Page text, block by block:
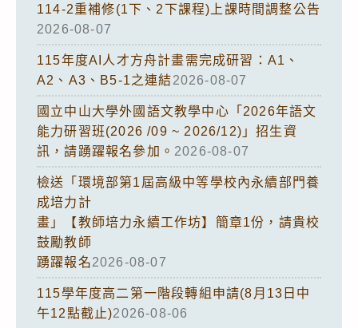
114-2重補修(1下、2下課程)上課時間調整公告
2026-08-07
115年度AI人才方舟計畫需完成研習：A1、
A2、A3、B5-1之連結2026-08-07
國立中山大學外國語文教學中心「2026年語文
能力研習班(2026 /09 ~ 2026/12)」招生資
訊，請踴躍報名參加。 2026-08-07
檢送「環境部第1屆高級中等學校內永續部門養
成培力計
畫」【教師培力永續工作坊】簡章1份，請貴校
鼓勵教師
踴躍報名2026-08-07
115學年度高二第一階段轉組申請(8月13日中
午12點截止)2026-08-06